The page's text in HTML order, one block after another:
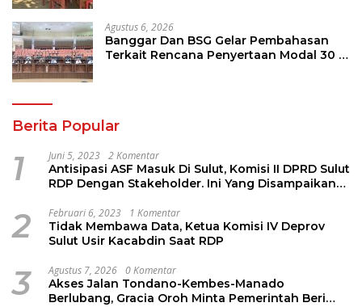
Agustus 6, 2026
Banggar Dan BSG Gelar Pembahasan
Terkait Rencana Penyertaan Modal 30 M
Berita Popular
1 Juni 5, 2023 2 Komentar
Antisipasi ASF Masuk Di Sulut, Komisi II DPRD Sulut
RDP Dengan Stakeholder. Ini Yang Disampaikan
2 Februari 6, 2023 1 Komentar
Tidak Membawa Data, Ketua Komisi IV Deprov
Sulut Usir Kacabdin Saat RDP
3 Agustus 7, 2026 0 Komentar
Akses Jalan Tondano-Kembes-Manado
Berlubang, Gracia Oroh Minta Pemerintah Beri